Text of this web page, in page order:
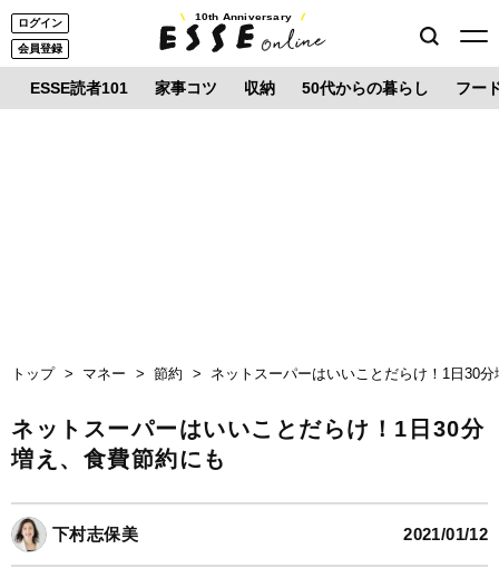
ログイン
会員登録
10th Anniversary
ESSE読者101 家事コツ 収納 50代からの暮らし フー
トップ マネー 節約 ネットスーパーはいいことだらけ！1日30
ネットスーパーはいいことだらけ！1日30分
増え、食費節約にも
下村志保美 2021/01/12